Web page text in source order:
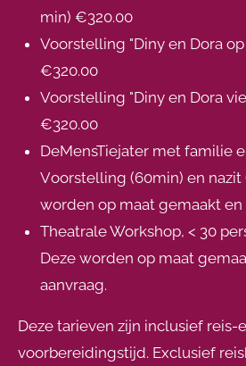
min) €320.00
Voorstelling "Diny en Dora
€320.00
Voorstelling "Diny en Dora
€320.00
DeMensTiejater met familie
Voorstelling (60min) en nazit
worden op maat gemaakt en
Theatrale Workshop, < 30
Deze worden op maat
aanvraag.
Deze tarieven zijn inclusief reis-
voorbereidingstijd. Exclusief